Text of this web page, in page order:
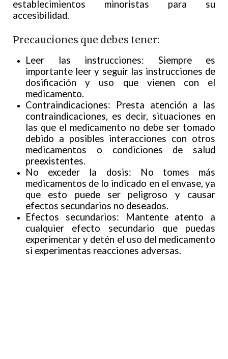
establecimientos minoristas para su
accesibilidad.
Precauciones que debes tener:
Leer las instrucciones: Siempre es
importante leer y seguir las instrucciones de
dosificación y uso que vienen con el
medicamento.
Contraindicaciones: Presta atención a las
contraindicaciones, es decir, situaciones en
las que el medicamento no debe ser tomado
debido a posibles interacciones con otros
medicamentos o condiciones de salud
preexistentes.
No exceder la dosis: No tomes más
medicamentos de lo indicado en el envase, ya
que esto puede ser peligroso y causar
efectos secundarios no deseados.
Efectos secundarios: Mantente atento a
cualquier efecto secundario que puedas
experimentar y detén el uso del medicamento
si experimentas reacciones adversas.